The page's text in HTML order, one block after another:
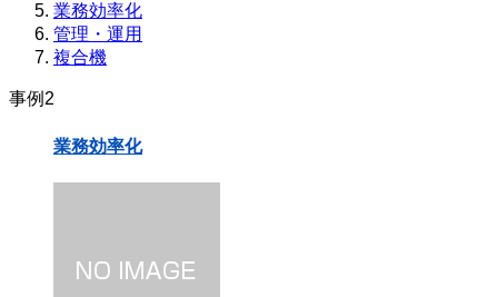
業務効率化
管理・運用
複合機
事例2
業務効率化